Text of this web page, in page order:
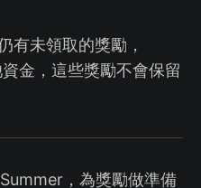
有未領取的獎勵，
金，這些獎勵不會保留
，為獎勵做準備